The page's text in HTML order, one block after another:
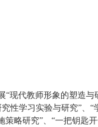
现代教师形象的塑造与
性学习实验与研究”、
策略研究”、“一把钥匙